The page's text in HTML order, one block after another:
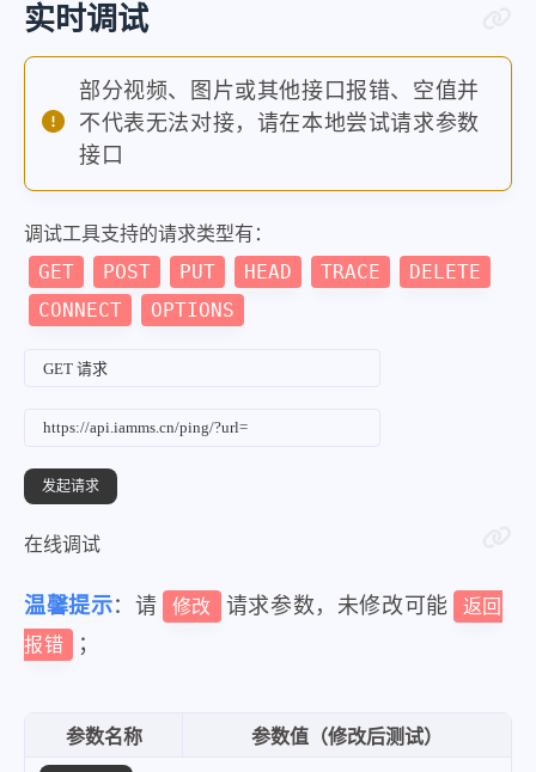
实时调试
部分视频、图片或其他接口报错、空值并
不代表无法对接，请在本地尝试请求参数
接口
调试工具支持的请求类型有：
GET POST PUT HEAD TRACE
DELETE
CONNECT
OPTIONS
在线调试
温馨提示：请 修改 请求参数，未修改可能
返回
报错
；
参数名称 参数值（修改后测试）